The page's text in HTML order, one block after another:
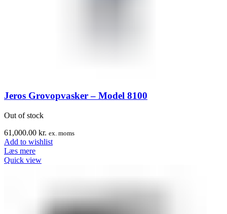
Jeros Grovopvasker – Model 8100
Out of stock
61,000.00 kr. ex. moms
Add to wishlist
Læs mere
Quick view